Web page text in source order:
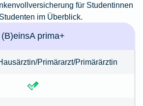
für Studentinnen
im Überblick.
(B)einsA prima+
Primärarzt/Primärärztin